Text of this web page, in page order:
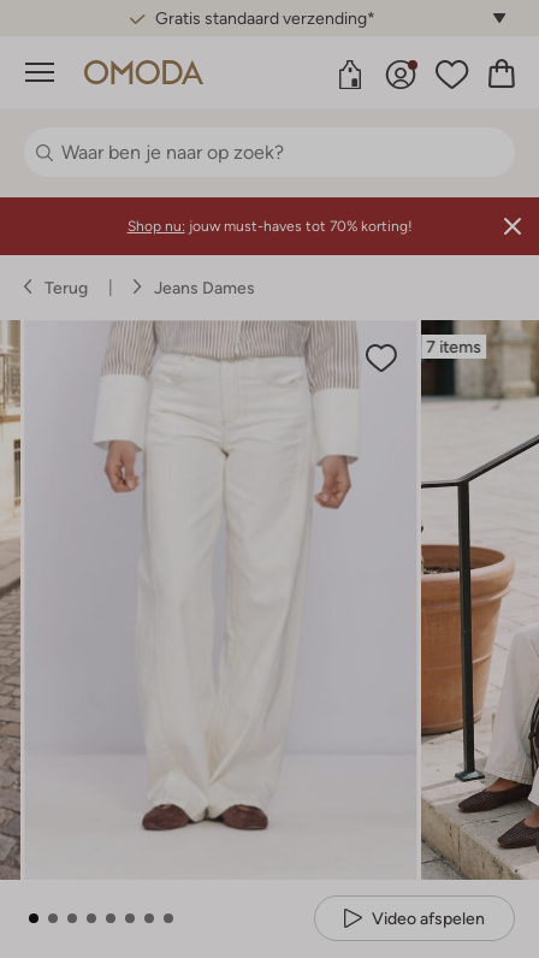
Gratis standaard verzending*
Menu
Shop nu: jouw must-haves tot 70% korting!
Terug Jeans Dames
7 items
Video afspelen